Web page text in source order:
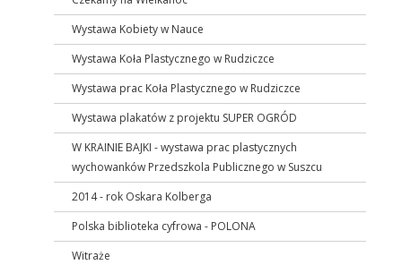
Wystawa Kobiety w Nauce
Wystawa Koła Plastycznego w Rudziczce
Wystawa prac Koła Plastycznego w Rudziczce
Wystawa plakatów z projektu SUPER OGRÓD
W KRAINIE BAJKI - wystawa prac plastycznych
wychowanków Przedszkola Publicznego w Suszcu
2014 - rok Oskara Kolberga
Polska biblioteka cyfrowa - POLONA
Witraże